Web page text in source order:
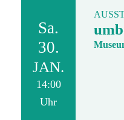
Sa.
30.
JAN.
14:00
Uhr